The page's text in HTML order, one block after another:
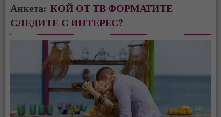
Анкета:КОЙ ОТ ТВ ФОРМАТИТЕ
СЛЕДИТЕ С ИНТЕРЕС?